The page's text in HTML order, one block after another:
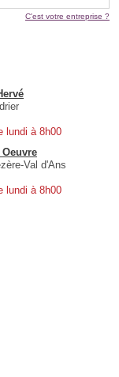
C'est votre entreprise ?
lundi à 8h00
Val d'Ans
lundi à 8h00